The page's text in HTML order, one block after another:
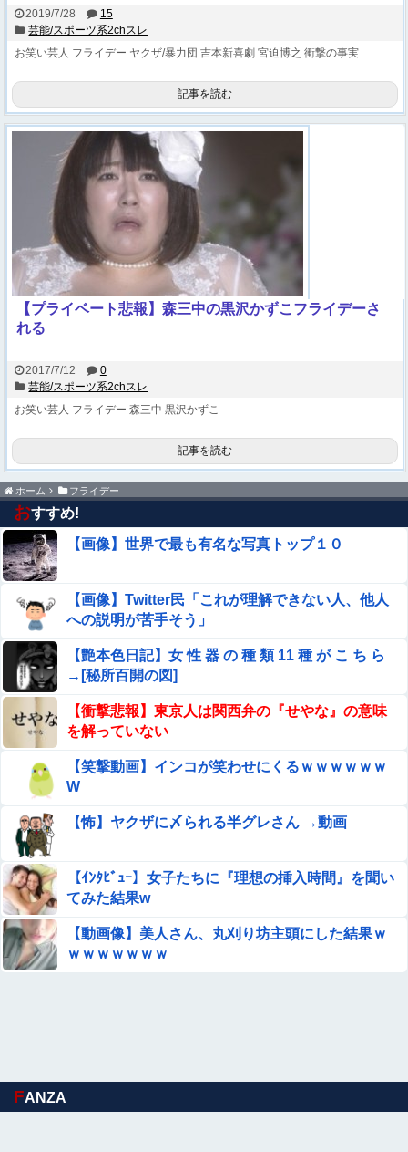
2019/7/28
15
芸能/スポーツ系2chスレ
お笑い芸人 フライデー ヤクザ/暴力団 吉本新喜劇 宮迫博之 衝撃の事実
記事を読む
【プライベート悲報】森三中の黒沢かずこフライデーさ
れる
2017/7/12
0
芸能/スポーツ系2chスレ
お笑い芸人 フライデー 森三中 黒沢かずこ
記事を読む
ホーム フライデー
おすすめ!
【画像】世界で最も有名な写真トップ１０
【画像】Twitter民「これが理解できない人、他人
への説明が苦手そう」
【艶本色日記】女 性 器 の 種 類 11 種 が こ ち ら
→[秘所百開の図]
【衝撃悲報】東京人は関西弁の『せやな』の意味
を解っていない
【笑撃動画】インコが笑わせにくるｗｗｗｗｗｗ
W
【怖】ヤクザに〆られる半グレさん →動画
【ｲﾝﾀﾋﾞｭｰ】女子たちに『理想の挿入時間』を聞い
てみた結果w
【動画像】美人さん、丸刈り坊主頭にした結果ｗ
ｗｗｗｗｗｗｗ
FANZA